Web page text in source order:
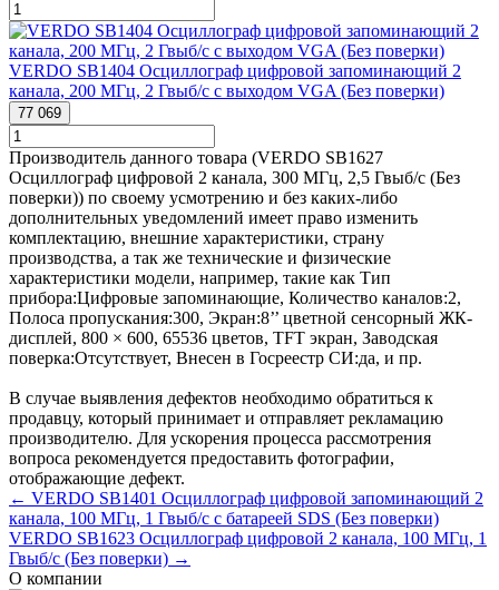
VERDO SB1404 Осциллограф цифровой запоминающий 2
канала, 200 МГц, 2 Гвыб/с с выходом VGA (Без поверки)
77 069
Производитель данного товара (VERDO SB1627
Осциллограф цифровой 2 канала, 300 МГц, 2,5 Гвыб/с (Без
поверки)) по своему усмотрению и без каких-либо
дополнительных уведомлений имеет право изменить
комплектацию, внешние характеристики, страну
производства, а так же технические и физические
характеристики модели, например, такие как Тип
прибора:Цифровые запоминающие, Количество каналов:2,
Полоса пропускания:300, Экран:8’’ цветной сенсорный ЖК-
дисплей, 800 × 600, 65536 цветов, TFT экран, Заводская
поверка:Отсутствует, Внесен в Госреестр СИ:да, и пр.
В случае выявления дефектов необходимо обратиться к
продавцу, который принимает и отправляет рекламацию
производителю. Для ускорения процесса рассмотрения
вопроса рекомендуется предоставить фотографии,
отображающие дефект.
← VERDO SB1401 Осциллограф цифровой запоминающий 2
канала, 100 МГц, 1 Гвыб/с с батареей SDS (Без поверки)
VERDO SB1623 Осциллограф цифровой 2 канала, 100 МГц, 1
Гвыб/с (Без поверки) →
О компании